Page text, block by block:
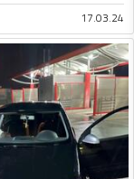
17.03.24